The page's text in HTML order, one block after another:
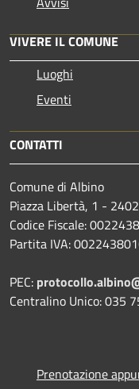
VIVERE IL COMUNE
Luoghi
Eventi
CONTATTI
Comune di Albino
Piazza Libertà, 1 -
Codice Fiscale:
Partita IVA:
PEC:
Centralino Unico: 035
Prenotazione